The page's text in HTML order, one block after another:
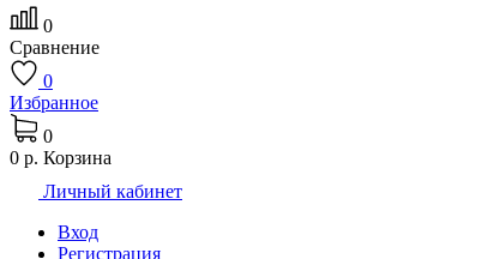
0
Сравнение
0
Избранное
0
0 р. Корзина
Личный кабинет
Вход
Регистрация